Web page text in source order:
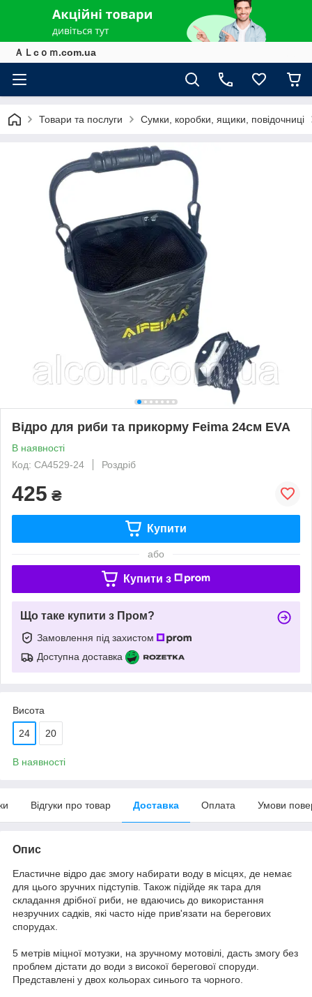
ＡＬcｏｍ.com.ua
Товари та послуги Сумки, коробки, ящики, повідочниці
Відро для риби та прикорму Feima 24см EVA
В наявності
Код: CA4529-24
Роздріб
425 ₴
Купити
або
Купити з
Що таке купити з Пром?
Замовлення під захистом
Доступна доставка
Висота
24 20
В наявності
Відгуки про товар Доставка Оплата Умови
Опис
Еластичне відро дає змогу набирати воду в місцях, де немає
для цього зручних підступів. Також підійде як тара для
складання дрібної риби, не вдаючись до використання
незручних садків, які часто ніде прив'язати на берегових
спорудах.
5 метрів міцної мотузки, на зручному мотовілі, дасть змогу без
проблем дістати до води з високої берегової споруди.
Представлені у двох кольорах синього та чорного.